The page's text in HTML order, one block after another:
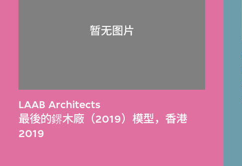
LAAB Architects
最後的鎅木廠（2019）模型，香港
2019